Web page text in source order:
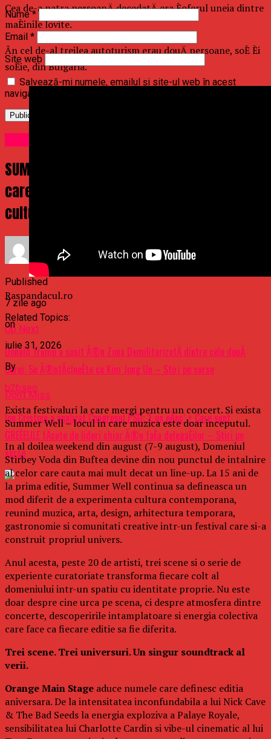
Cea de-a patra persoanÄ decedatÄ era Èoferul uneia dintre
maÈinile lovite.
Ãn cel de-al treilea autoturism erau douÄ persoane, soÈ Èi
soÈie, din Bulgaria.
Raspandacul.ro
Related Topics:
Up Next
Donald Trump a sosit Ã®n Zona DemilitarizatÄ dintre cele douÄ
Corei: Se Ã®ntÃ¢lneÈte cu Kim Jong Un – Stiri pe surse
Don't Miss
Ion Cristoiu a analizat Congresul PSD: ‘E un eÅec’ + Care sunt
GREÈELILE fÄcute de lideri chiar Ã®n faÈa delegaÈilor – Stiri pe
surse
Nume*
Email *
Site web
Salvează-mi numele, emailul și site-ul web în acest
navigator pentru data viitoare când o să comentez.
SUMMER WELL implineste 15 ani. Festivalul
care a transformat muzica intr-un univers
cultural revine in august
Published
7 zile ago
on
iulie 31, 2026
By
b2bseo
Exista festivaluri la care mergi pentru un concert. Si exista
Summer Well – locul in care muzica este doar inceputul.
In al doilea weekend din august (7-9 august), Domeniul
Stirbey Voda din Buftea devine din nou punctul de intalnire
al celor care cauta mai mult decat un line-up. La 15 ani de
la prima editie, Summer Well continua sa defineasca un
mod diferit de a experimenta cultura contemporana,
reunind muzica, arta, design, arhitectura temporara,
gastronomie si comunitati creative intr-un festival care si-a
construit propriul univers.
Anul acesta, peste 20 de artisti, trei scene si o serie de
experiente curatoriate transforma fiecare colt al
domeniului intr-un spatiu cu identitate proprie. Nu este
doar despre cine urca pe scena, ci despre atmosfera dintre
concerte, descoperirile intamplatoare si energia colectiva
care face ca fiecare editie sa fie diferita.
Trei scene. Trei universuri. Un singur soundtrack al
verii.
Orange Main Stage aduce numele care definesc editia
aniversara. De la intensitatea inconfundabila a lui Nick Cave
& The Bad Seeds la energia exploziva a Palaye Royale,
sensibilitatea lui Charlotte Cardin si vibe-ul cinematic al lui